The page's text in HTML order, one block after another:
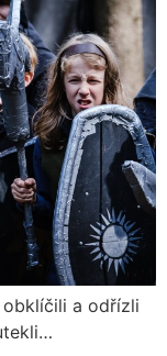
a odřízli